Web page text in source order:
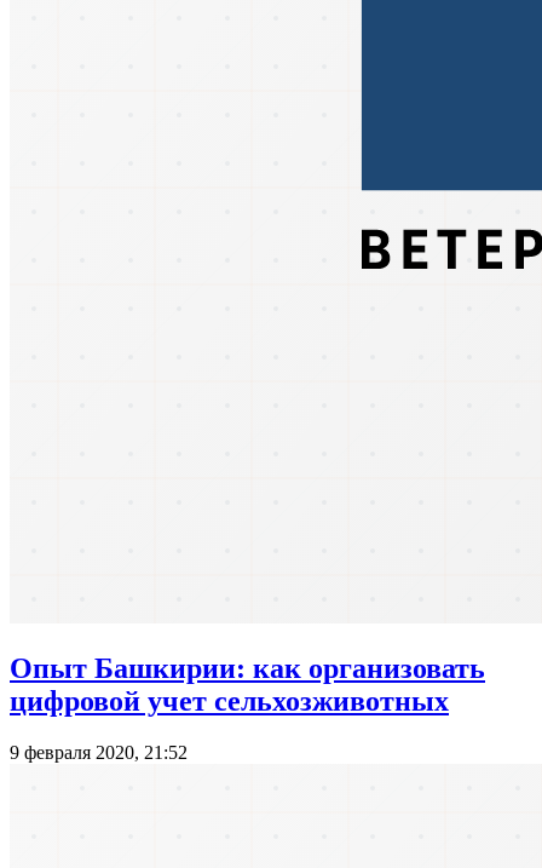
Опыт Башкирии: как организовать
цифровой учет сельхозживотных
9 февраля 2020, 21:52